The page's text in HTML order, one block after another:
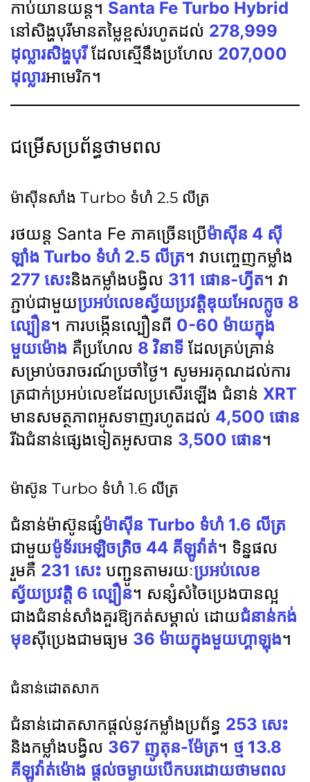
កាប់យានយន្ត។ Santa Fe Turbo Hybrid
នៅសិង្ហបុរីមានតម្លៃខ្ពស់រហូតដល់ 278,999
ដុល្លារសិង្ហបុរីដែលស្មើនឹងប្រហែល 207,000
ដុល្លារអាមេរិក។
ជម្រើសប្រព័ន្ធថាមពល
ម៉ាស៊ីនសាំង Turbo ទំហំ 2.5 លីត្រ
រថយន្ត Santa Fe ភាគច្រើនប្រើម៉ាស៊ីន 4 ស៊ី
ឡាំង Turbo ទំហំ 2.5 លីត្រ។ វាបញ្ចេញកម្លាំង
277 សេះនិងកម្លាំងបង្វិល 311 ផោន-ហ្វីត។ វា
ភ្ជាប់ជាមួយប្រអប់លេខស្វ័យប្រវត្តិឌុយអែលក្លូច 8
ល្បឿន។ ការបង្កើនល្បឿនពី 0-60 ម៉ាយក្នុង
មួយម៉ោង គឺប្រហែល 8 វិនាទី ដែលគ្រប់គ្រាន់
សម្រាប់ចរាចរណ៍ប្រចាំថ្ងៃ។ សូមអរគុណដល់ការ
ត្រជាក់ប្រអប់លេខដែលប្រសើរឡើង ជំនាន់ XRT
មានសមត្ថភាពអូសទាញរហូតដល់ 4,500 ផោន
រីឯជំនាន់ផ្សេងទៀតអូសបាន 3,500 ផោន។
ម៉ាស៊ូន Turbo ទំហំ 1.6 លីត្រ
ជំនាន់ម៉ាស៊ូនផ្សំម៉ាស៊ីន Turbo ទំហំ 1.6 លីត្រ
ជាមួយម៉ូទ័រអេឡិចត្រិច 44 គីឡូវ៉ាត់។ ទិន្នផល
រួមគឺ 231 សេះ បញ្ជូនតាមរយៈប្រអប់លេខ
ស្វ័យប្រវត្តិ 6 ល្បឿន។ សន្សំសំចៃប្រេងបានល្អ
ជាងជំនាន់សាំងគួរឱ្យកត់សម្គាល់ ដោយជំនាន់កង់
មុខស៊ីប្រេងជាមធ្យម 36 ម៉ាយក្នុងមួយហ្គាឡុង។
ជំនាន់ដោតសាក
ជំនាន់ដោតសាកផ្តល់នូវកម្លាំងប្រព័ន្ធ 253 សេះ
និងកម្លាំងបង្វិល 367 ញូតុន-ម៉ែត្រ។ ថ្ម 13.8
គីឡូវ៉ាត់ម៉ោង ផ្តល់ចម្ងាយបើកបរដោយថាមពល